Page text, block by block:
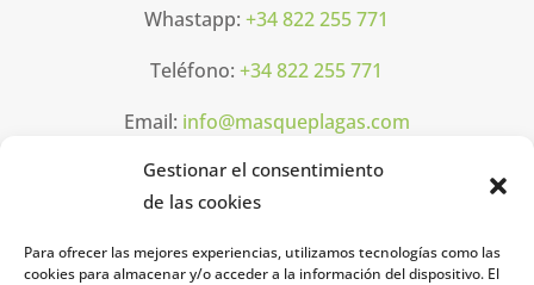
Gestionar el consentimiento
de las cookies
Para ofrecer las mejores experiencias, utilizamos tecnologías como las
cookies para almacenar y/o acceder a la información del dispositivo. El
Whastapp:+34 822 255 771
Teléfono:+34 822 255 771
Email: info@masqueplagas.com
Horarios
Lun-Vier: 08h00 16h00